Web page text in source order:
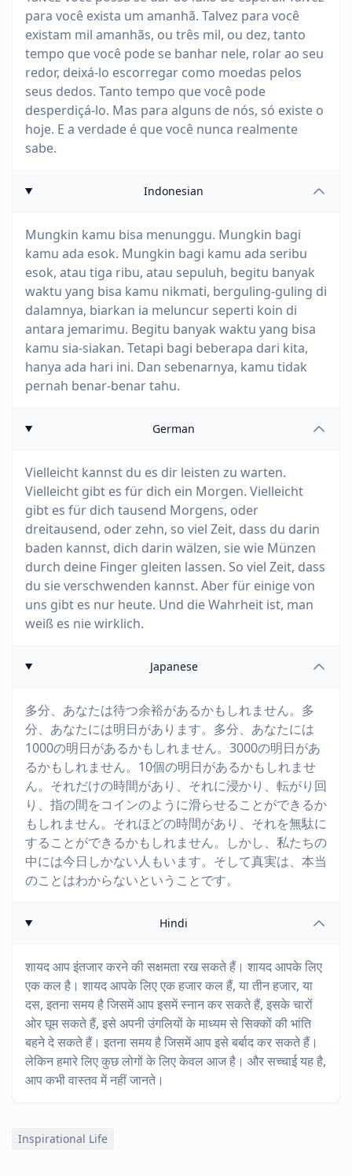
para você exista um amanhã. Talvez para você
existam mil amanhãs, ou três mil, ou dez, tanto
tempo que você pode se banhar nele, rolar ao seu
redor, deixá-lo escorregar como moedas pelos
seus dedos. Tanto tempo que você pode
desperdiçá-lo. Mas para alguns de nós, só existe o
hoje. E a verdade é que você nunca realmente
sabe.
Indonesian
Mungkin kamu bisa menunggu. Mungkin bagi
kamu ada esok. Mungkin bagi kamu ada seribu
esok, atau tiga ribu, atau sepuluh, begitu banyak
waktu yang bisa kamu nikmati, berguling-guling di
dalamnya, biarkan ia meluncur seperti koin di
antara jemarimu. Begitu banyak waktu yang bisa
kamu sia-siakan. Tetapi bagi beberapa dari kita,
hanya ada hari ini. Dan sebenarnya, kamu tidak
pernah benar-benar tahu.
German
Vielleicht kannst du es dir leisten zu warten.
Vielleicht gibt es für dich ein Morgen. Vielleicht
gibt es für dich tausend Morgens, oder
dreitausend, oder zehn, so viel Zeit, dass du darin
baden kannst, dich darin wälzen, sie wie Münzen
durch deine Finger gleiten lassen. So viel Zeit, dass
du sie verschwenden kannst. Aber für einige von
uns gibt es nur heute. Und die Wahrheit ist, man
weiß es nie wirklich.
Japanese
多分、あなたは待つ余裕があるかもしれません。多
分、あなたには明日があります。多分、あなたには
1000の明日があるかもしれません。3000の明日があ
るかもしれません。10個の明日があるかもしれませ
ん。それだけの時間があり、それに浸かり、転がり回
り、指の間をコインのように滑らせることができるか
もしれません。それほどの時間があり、それを無駄に
することができるかもしれません。しかし、私たちの
中には今日しかない人もいます。そして真実は、本当
のことはわからないということです。
Hindi
शायद आप इंतजार करने की सक्षमता रख सकते हैं। शायद आपके लिए
एक कल है। शायद आपके लिए एक हजार कल हैं, या तीन हजार, या
दस, इतना समय है जिसमें आप इसमें स्नान कर सकते हैं, इसके चारों
ओर घूम सकते हैं, इसे अपनी उंगलियों के माध्यम से सिक्कों की भांति
बहने दे सकते हैं। इतना समय है जिसमें आप इसे बर्बाद कर सकते हैं।
लेकिन हमारे लिए कुछ लोगों के लिए केवल आज है। और सच्चाई यह है,
आप कभी वास्तव में नहीं जानते।
Inspirational Life